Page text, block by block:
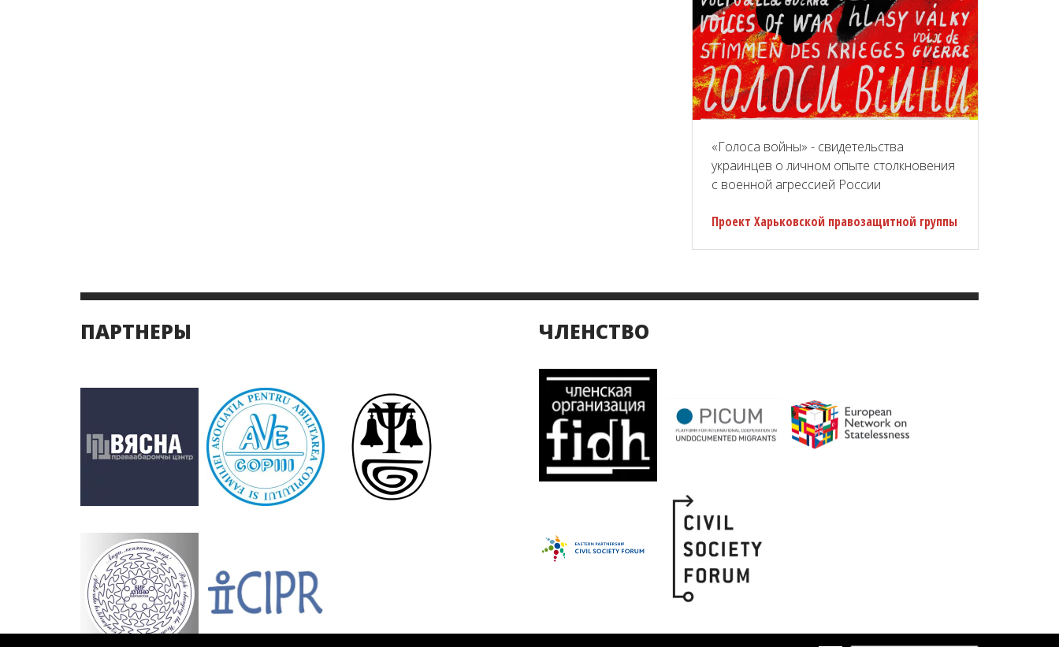
«Голоса войны» - свидетельства
украинцев о личном опыте столкновения
с военной агрессией России
Проект Харьковской правозащитной группы
ПАРТНЕРЫ ЧЛЕНСТВО